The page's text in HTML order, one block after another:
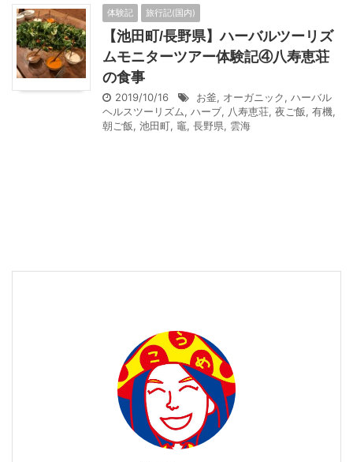
体験記 旅行記(国内)
【池田町/長野県】ハーバルツーリズ
ムモニターツアー体験記④八寿恵荘
の食事
2019/10/16 お釜, オーガニック, ハーバル
ヘルスツーリズム, ハーブ, 八寿恵荘, 夜ご飯, 有機,
朝ご飯, 池田町, 竈, 長野県, 雲海